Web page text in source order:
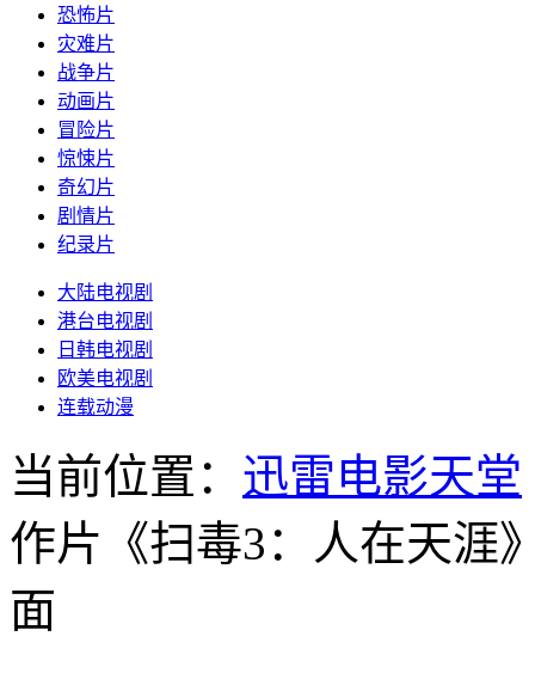
恐怖片
灾难片
战争片
动画片
冒险片
惊悚片
奇幻片
剧情片
纪录片
大陆电视剧
港台电视剧
日韩电视剧
欧美电视剧
连载动漫
当前位置： 迅雷电影天堂
作片《扫毒3：人在天涯
面